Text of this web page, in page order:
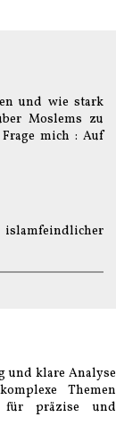
und wie stark
Moslems zu
mich : Auf
und klare Analyse
Themen
für präzise und